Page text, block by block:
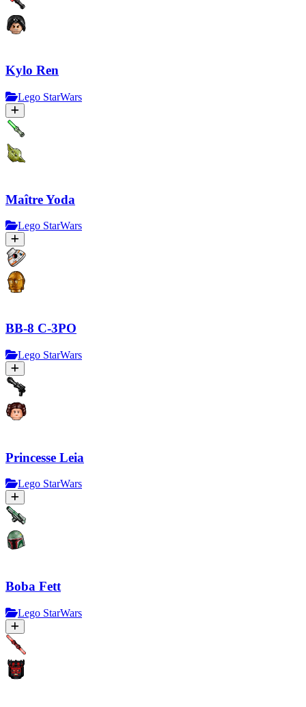
Kylo Ren
Lego StarWars
Maître Yoda
Lego StarWars
BB-8 C-3PO
Lego StarWars
Princesse Leia
Lego StarWars
Boba Fett
Lego StarWars